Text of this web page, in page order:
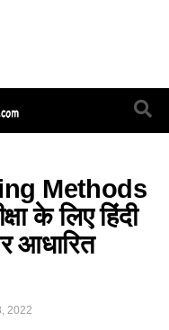
Methods
के लिए हिंदी
आधारित
2022